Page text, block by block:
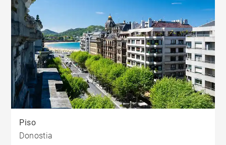
Piso
Donostia